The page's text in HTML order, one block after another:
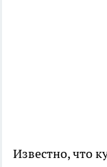
Известно, что